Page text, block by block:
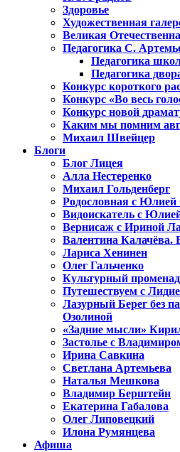
Здоровье
Художественная
Великая
Педагогика С.
Педагогика
Педагогика
Конкурс короткого
Конкурс «Во весь
Конкурс новой
Каким мы помним
Михаил Швейцер
Блоги
Блог Лицея
Алла Нестеренко
Михаил Гольденберг
Родословная с
Видоискатель с
Вернисаж с Ириной
Валентина Калачёва.
Лариса Хенинен
Олег Гальченко
Культурный
Путешествуем с
Лазурный Берег без
Озолиной
«Задние мысли»
Застолье с
Ирина Савкина
Светлана Артемьева
Наталья Мешкова
Владимир Берштейн
Екатерина Габалова
Олег Липовецкий
Илона Румянцева
Афиша